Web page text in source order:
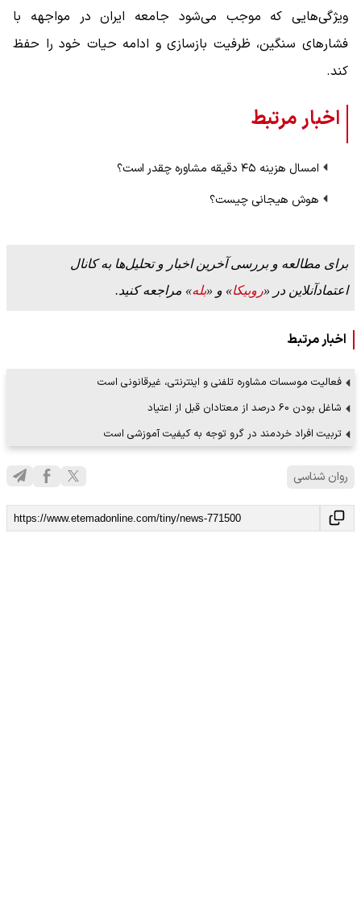
ویژگی‌هایی که موجب می‌شود جامعه ایران در مواجهه با
فشارهای سنگین، ظرفیت بازسازی و ادامه حیات خود را حفظ
کند.
اخبار مرتبط
امسال هزینه ۴۵ دقیقه مشاوره چقدر است؟
هوش هیجانی چیست؟
برای مطالعه و بررسی آخرین اخبار و تحلیل‌ها به کانال
اعتمادآنلاین در «روبیکا» و «بله» مراجعه کنید.
اخبار مرتبط
فعالیت موسسات مشاوره تلفنی و اینترنتی، غیرقانونی است
شاغل بودن 60 درصد از معتادان قبل از اعتیاد
تربیت افراد خردمند در گرو توجه به کیفیت آموزشی است
روان شناسی